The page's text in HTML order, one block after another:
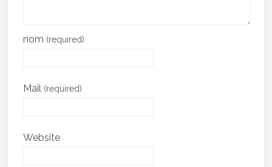
nom (required)
Mail (required)
Website